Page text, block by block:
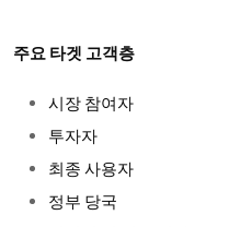
주요 타겟 고객층
시장 참여자
투자자
최종 사용자
정부 당국